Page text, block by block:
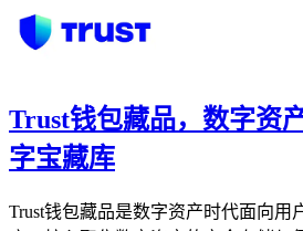
Trust钱包藏品，数字资
字宝藏库
Trust钱包藏品是数字资产时代面向用